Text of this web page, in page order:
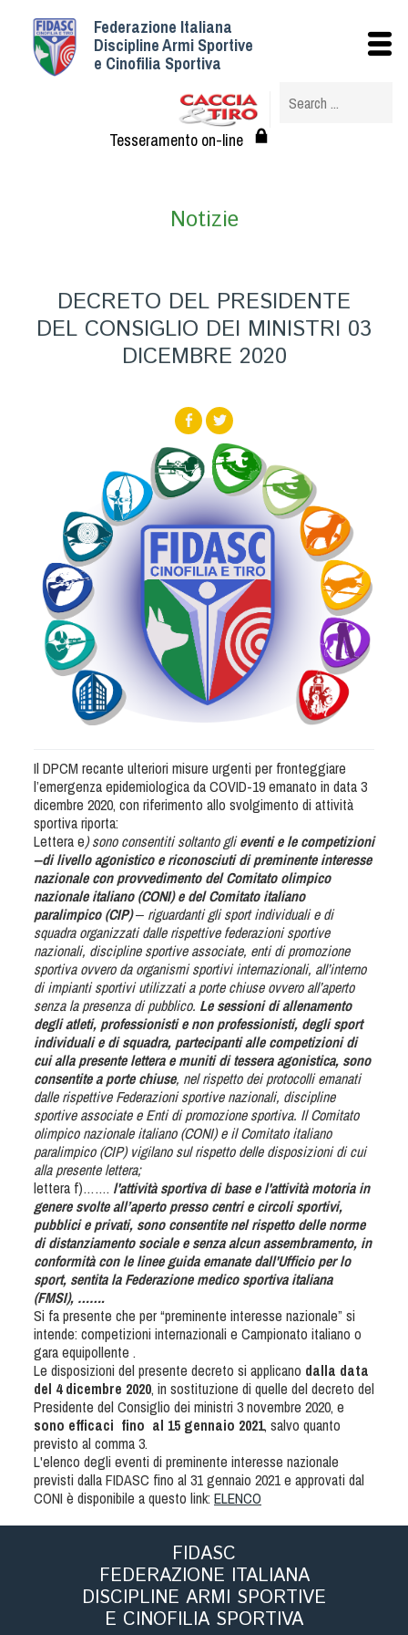
Federazione Italiana
Discipline Armi Sportive
e Cinofilia Sportiva
Tesseramento on-line
Notizie
DECRETO DEL PRESIDENTE
DEL CONSIGLIO DEI MINISTRI 03
DICEMBRE 2020
Il DPCM recante ulteriori misure urgenti per fronteggiare
l’emergenza epidemiologica da COVID-19 emanato in data 3
dicembre 2020, con riferimento allo svolgimento di attività
sportiva riporta:
Lettera e) sono consentiti soltanto glieventi e le competizioni
‒di livello agonistico e riconosciuti di preminente interesse
nazionale con provvedimento del Comitato olimpico
nazionale italiano (CONI) e del Comitato italiano
paralimpico (CIP)‒ riguardanti gli sport individuali e di
squadra organizzati dalle rispettive federazioni sportive
nazionali, discipline sportive associate, enti di promozione
sportiva ovvero da organismi sportivi internazionali, all’interno
di impianti sportivi utilizzati a porte chiuse ovvero all’aperto
senza la presenza di pubblico. Le sessioni di allenamento
degli atleti, professionisti e non professionisti, degli sport
individuali e di squadra, partecipanti alle competizioni di
cui alla presente lettera e muniti di tessera agonistica, sono
consentite a porte chiuse, nel rispetto dei protocolli emanati
dalle rispettive Federazioni sportive nazionali, discipline
sportive associate e Enti di promozione sportiva. Il Comitato
olimpico nazionale italiano (CONI) e il Comitato italiano
paralimpico (CIP) vigilano sul rispetto delle disposizioni di cui
alla presente lettera;
lettera f)……. l'attività sportiva di base e l'attività motoria in
genere svolte all’aperto presso centri e circoli sportivi,
pubblici e privati, sono consentite nel rispetto delle norme
di distanziamento sociale e senza alcun assembramento, in
conformità con le linee guida emanate dall'Ufficio per lo
sport, sentita la Federazione medico sportiva italiana
(FMSI), …….
Si fa presente che per “preminente interesse nazionale” si
intende: competizioni internazionali e Campionato italiano o
gara equipollente .
Le disposizioni del presente decreto si applicano dalla data
del 4 dicembre 2020, in sostituzione di quelle del decreto del
Presidente del Consiglio dei ministri 3 novembre 2020, e
sono efficaci fino al 15 gennaio 2021, salvo quanto
previsto al comma 3.
L'elenco degli eventi di preminente interesse nazionale
previsti dalla FIDASC fino al 31 gennaio 2021 e approvati dal
CONI è disponibile a questo link: ELENCO
FIDASC
FEDERAZIONE ITALIANA
DISCIPLINE ARMI SPORTIVE
E CINOFILIA SPORTIVA
Istituzionale
Struttura
Albo Veterinari federali
Statuto e Regolamenti
Assicurazione
Convenzioni
Società
Albo Fornitori
Referenti e gruppi di lavoro regionali
Scuole Federali
Tecnici
Direttori di Gara
Formazione
Calendario Manifestazioni
Organi di Giustizia - Dispositivi
Modelli e moduli
Albo Atleti Cinofili
Guida Locandine Ufficiali
English e Training Sporting
Tiro a Palla
Tiro con l'arco da caccia
Field Target
Paintball
Softair
Cinofilia Sportiva
Agility
DiscDog
Dog Balance
Dog Trail
Dog Triathlon
Hoopers
Mantrailing
Nosework
Obedience
Rally Obedience
Retriever Sport
Ricerca Tartufo
Sheepdog
Sport acquatici
Treibball
Freestyle
Protezione civile Sportiva